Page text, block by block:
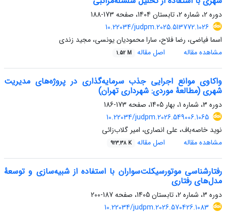
دوره 2، شماره 2، تابستان 1404، صفحه
173-188
10.22034/judpm.2025.513772.1026
اسما فیاضی، رضا فلاح، سارا محمودیان یونسی، مجید زندی
مشاهده مقاله
اصل مقاله 1.52 M
واکاوی موانع اجرایی جذب سرمایه‌گذاری در پروژه‌های مدیریت
شهری (مطالعۀ موردی: شهرداری تهران)
دوره 3، شماره 1، بهار 1405، صفحه
173-186
10.22034/judpm.2026.549006.1065
نوید خاصه‌باف، علی انصاری، امیر گلاب‌زائی
مشاهده مقاله
اصل مقاله 923.38 K
رفتارشناسی موتورسیکلت‌سواران با استفاده از شبیه‌سازی و توسعۀ
مدل‌های رفتاری
دوره 3، شماره 2، تابستان 1405، صفحه
187-200
10.22034/judpm.2026.570426.1083